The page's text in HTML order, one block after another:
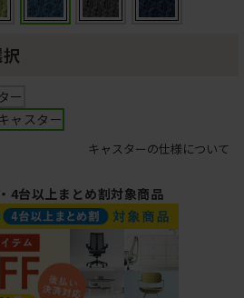
ー
ャスター
キャスターの仕様について
4台以上まとめ割対象商品